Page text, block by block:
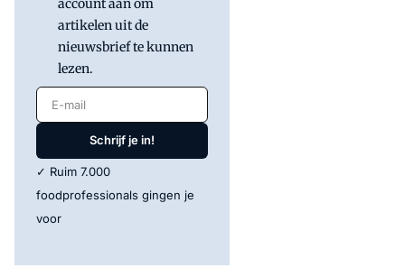
account aan om
artikelen uit de
nieuwsbrief te kunnen
lezen.
E-mail
Schrijf je in!
✓ Ruim 7.000
foodprofessionals gingen je
voor